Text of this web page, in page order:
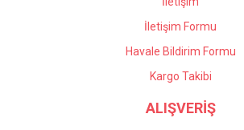
Gönder
İletişim Formu
Havale Bildirim Formu
Kargo Takibi
ALIŞVERİŞ